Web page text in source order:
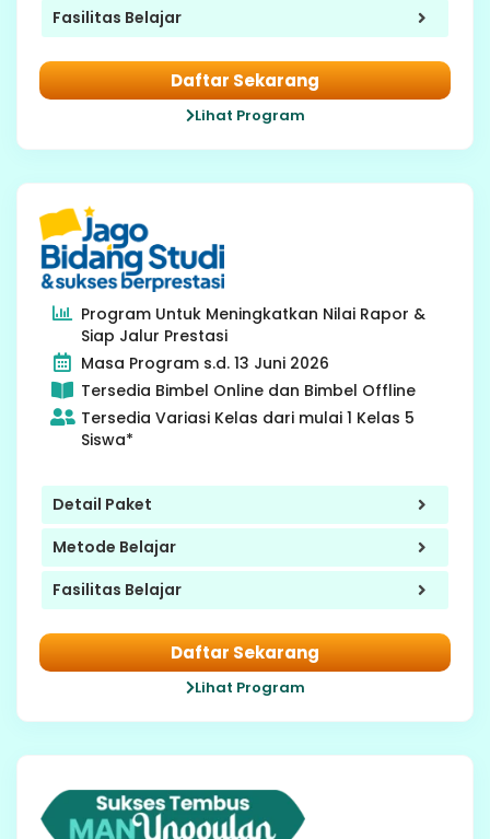
Fasilitas Belajar
Daftar Sekarang
Lihat Program
Program Untuk Meningkatkan Nilai Rapor &
Siap Jalur Prestasi
Masa Program s.d. 13 Juni 2026
Tersedia Bimbel Online dan Bimbel Offline
Tersedia Variasi Kelas dari mulai 1 Kelas 5
Siswa*
Detail Paket
Metode Belajar
Fasilitas Belajar
Daftar Sekarang
Lihat Program